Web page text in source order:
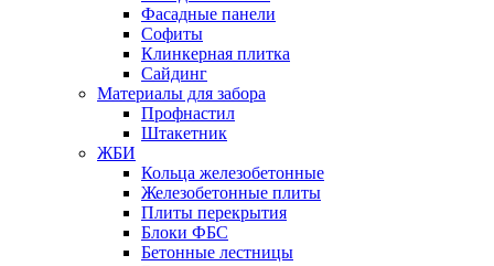
Фасадные панели
Софиты
Клинкерная плитка
Сайдинг
Материалы для забора
Профнастил
Штакетник
ЖБИ
Кольца железобетонные
Железобетонные плиты
Плиты перекрытия
Блоки ФБС
Бетонные лестницы